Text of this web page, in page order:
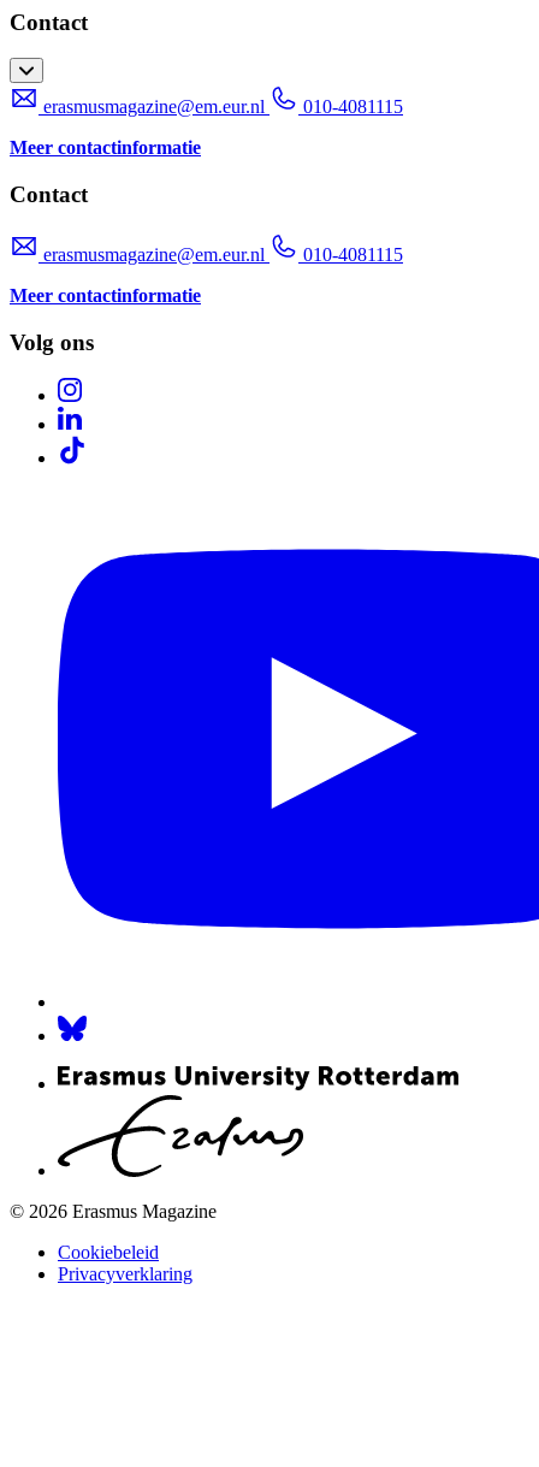
Contact
erasmusmagazine@em.eur.nl
010-4081115
Meer contactinformatie
Contact
erasmusmagazine@em.eur.nl
010-4081115
Meer contactinformatie
Volg ons
© 2026 Erasmus Magazine
Cookiebeleid
Privacyverklaring